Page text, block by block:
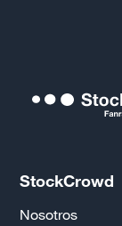
StockCrowd
Nosotros